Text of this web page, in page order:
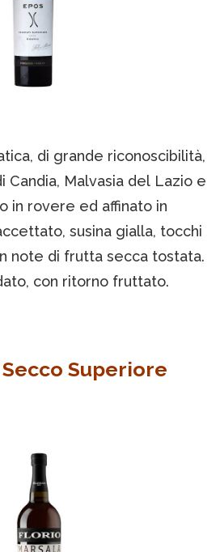
di grande riconoscibilità,
Candia, Malvasia del Lazio e
in rovere ed affinato in
susina gialla, tocchi
note di frutta secca tostata.
con ritorno fruttato.
Secco Superiore